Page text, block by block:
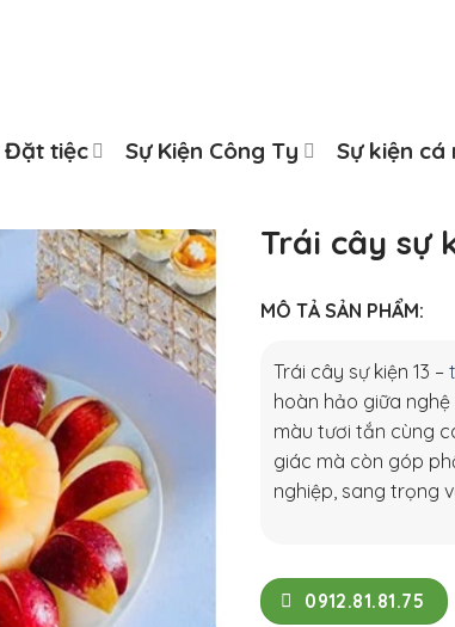
Đặt tiệc Sự Kiện Công Ty Sự kiện cá
Trái cây sự
MÔ TẢ SẢN PHẨM:
Trái cây sự kiện 13 –
hoàn hảo giữa
màu tươi tắn cùng
giác mà còn góp
nghiệp, sang trọng
0912.81.81.75